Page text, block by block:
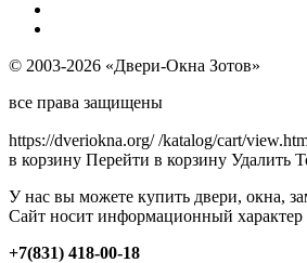
© 2003-2026 «Двери-Окна Зотов»
все права защищены
https://dveriokna.org/ /katalog/cart/
в корзину Перейти в корзину Удалить
У нас вы можете купить двери, окна,
Сайт носит информационный характер
+7(831) 418-00-18